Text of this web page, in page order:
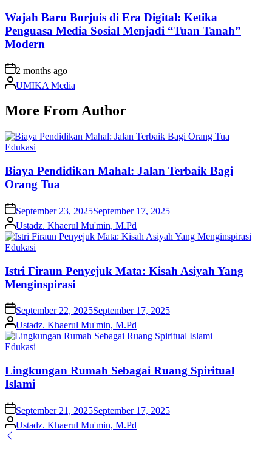
Wajah Baru Borjuis di Era Digital: Ketika
Penguasa Media Sosial Menjadi “Tuan Tanah”
Modern
on 2 months ago
Posted
by
UMIKA Media
More From Author
Posted
Edukasi
Biaya Pendidikan Mahal: Jalan Terbaik Bagi
Orang Tua
on September 23, 2025September 17, 2025
Posted
by
Ustadz. Khaerul Mu'min, M.Pd
Posted
Edukasi
Istri Firaun Penyejuk Mata: Kisah Asiyah Yang
Menginspirasi
on September 22, 2025September 17, 2025
Posted
by
Ustadz. Khaerul Mu'min, M.Pd
Posted
Edukasi
Lingkungan Rumah Sebagai Ruang Spiritual
Islami
on September 21, 2025September 17, 2025
Posted
by
Ustadz. Khaerul Mu'min, M.Pd